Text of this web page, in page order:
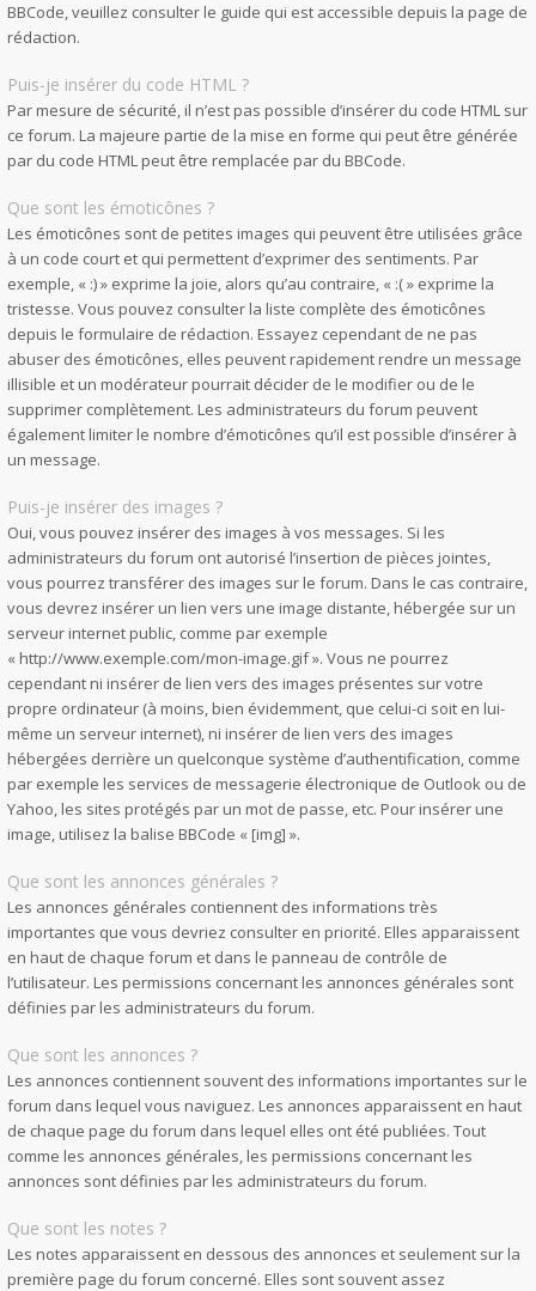
BBCode, veuillez consulter le guide qui est accessible depuis la page de
rédaction.
Puis-je insérer du code HTML ?
Par mesure de sécurité, il n’est pas possible d’insérer du code HTML sur
ce forum. La majeure partie de la mise en forme qui peut être générée
par du code HTML peut être remplacée par du BBCode.
Que sont les émoticônes ?
Les émoticônes sont de petites images qui peuvent être utilisées grâce
à un code court et qui permettent d’exprimer des sentiments. Par
exemple, « :) » exprime la joie, alors qu’au contraire, « :( » exprime la
tristesse. Vous pouvez consulter la liste complète des émoticônes
depuis le formulaire de rédaction. Essayez cependant de ne pas
abuser des émoticônes, elles peuvent rapidement rendre un message
illisible et un modérateur pourrait décider de le modifier ou de le
supprimer complètement. Les administrateurs du forum peuvent
également limiter le nombre d’émoticônes qu’il est possible d’insérer à
un message.
Puis-je insérer des images ?
Oui, vous pouvez insérer des images à vos messages. Si les
administrateurs du forum ont autorisé l’insertion de pièces jointes,
vous pourrez transférer des images sur le forum. Dans le cas contraire,
vous devrez insérer un lien vers une image distante, hébergée sur un
serveur internet public, comme par exemple
« http://www.exemple.com/mon-image.gif ». Vous ne pourrez
cependant ni insérer de lien vers des images présentes sur votre
propre ordinateur (à moins, bien évidemment, que celui-ci soit en lui-
même un serveur internet), ni insérer de lien vers des images
hébergées derrière un quelconque système d’authentification, comme
par exemple les services de messagerie électronique de Outlook ou de
Yahoo, les sites protégés par un mot de passe, etc. Pour insérer une
image, utilisez la balise BBCode « [img] ».
Que sont les annonces générales ?
Les annonces générales contiennent des informations très
importantes que vous devriez consulter en priorité. Elles apparaissent
en haut de chaque forum et dans le panneau de contrôle de
l’utilisateur. Les permissions concernant les annonces générales sont
définies par les administrateurs du forum.
Que sont les annonces ?
Les annonces contiennent souvent des informations importantes sur le
forum dans lequel vous naviguez. Les annonces apparaissent en haut
de chaque page du forum dans lequel elles ont été publiées. Tout
comme les annonces générales, les permissions concernant les
annonces sont définies par les administrateurs du forum.
Que sont les notes ?
Les notes apparaissent en dessous des annonces et seulement sur la
première page du forum concerné. Elles sont souvent assez